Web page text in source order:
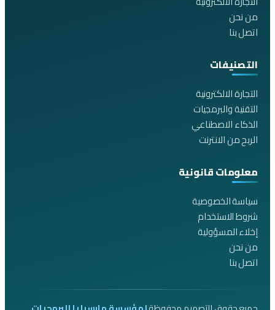
من نحن
اتصل بنا
التصنيفات
التجارة الالكترونية
التقنية والبرمجيات
الذكاء الاصطناعي
الربح من الانترنت
معلومات قانونية
سياسة الخصوصية
شروط الاستخدام
إخلاء المسؤولية
من نحن
اتصل بنا